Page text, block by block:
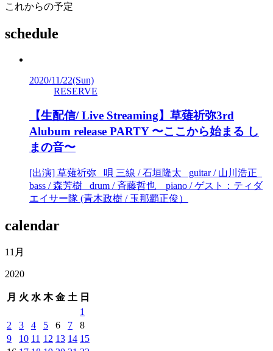
これからの予定
schedule
2020/11/22(Sun)
RESERVE
【生配信/ Live Streaming】草薙祈弥3rd
Alubum release PARTY 〜ここから始まる し
まの音〜
[出演] 草薙祈弥 唄 三線 / 石垣隆太 guitar / 山川浩正
bass / 森芳樹 drum / 斉藤哲也 piano / ゲスト：ティダ
エイサー隊 (青木政樹 / 玉那覇正俊）
calendar
11月
2020
月 火 水 木 金 土 日
1
2
3 4 5 6 7
8
9
10 11 12 13 14 15